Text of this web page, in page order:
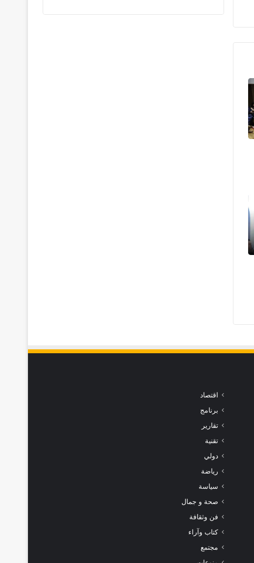
اقتصاد
برنامج
تقارير
تقنية
دولي
رياضة
سياسة
صحة و جمال
فن وثقافة
كتاب وآراء
مجتمع